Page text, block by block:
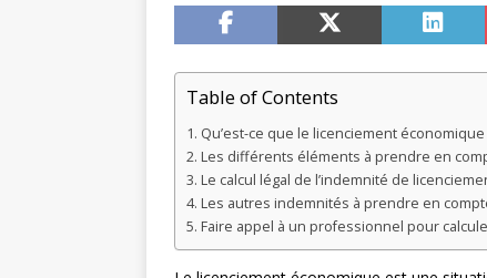
Table of Contents
Qu’est-ce que le licenciement
Les différents éléments à prendre en
Le calcul légal de l’indemnité de
Les autres indemnités à prendre en
Faire appel à un professionnel pour